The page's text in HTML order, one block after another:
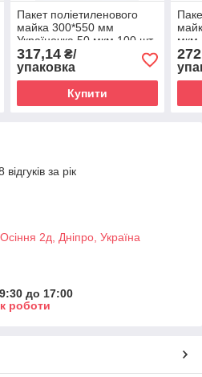
Пакет поліетиленового
майка 300*550 мм
Україночка 50 мкм 100 шт
317,14₴/
упаковка
Купити
мкм
за рік
2д, Дніпро, Україна
до 17:00
роботи